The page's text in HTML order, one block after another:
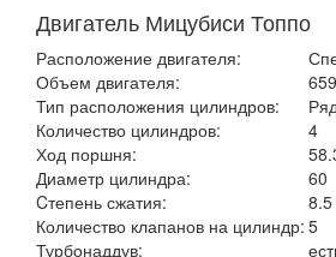
Двигатель Мицубиси Топпо
Расположение двигателя:
Объем двигателя:
Тип расположения цилиндров:
Количество цилиндров:
4
Ход поршня:
Диаметр цилиндра:
60
Cтепень сжатия:
8.5
Количество клапанов на цилиндр: 5
Турбонаддув: